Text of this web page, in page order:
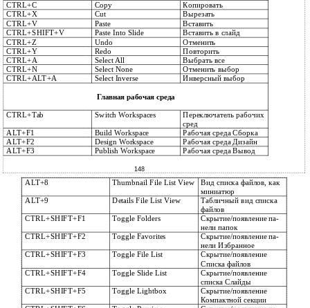
CTRL+C Copy Копировать
CTRL+X Cut Вырезать
CTRL+V Paste Вставить
CTRL+SHIFT+V Paste Into Slide Вставить в слайд
CTRL+Z Undo
Отменить
CTRL+Y
Redo
Повторить
CTRL+A
Select All
Выбрать все
CTRL+N
Select None Отменить выбор
CTRL+ALT+A Select Inverse Инверсный выбор
Главная рабочая среда
CTRL+Tab Switch Workspaces
Переключатель рабочих
сред
ALT+F1
Build Workspace
Рабочая среда Сборка
ALT+F2
Design Workspace Рабочая среда Дизайн
ALT+F3 Publish Workspace Рабочая среда Вывод
148
ALT+8 Thumbnail File List View
Вид списка файлов, как
миниатюр
ALT+9
Details File List View
Табличный вид списка
файлов
CTRL+SHIFT+F1
Toggle Folders Скрытие/появление па-
нели папок
CTRL+SHIFT+F2 Toggle Favorites
Скрытие/появление па-
нели Избранное
CTRL+SHIFT+F3 Toggle File List Скрытие/появление
Списка файлов
CTRL+SHIFT+F4
Toggle Slide List
Скрытие/появление
списка Слайды
CTRL+SHIFT+F5
Toggle Lightbox
Скрытие/появление
Компактной секции